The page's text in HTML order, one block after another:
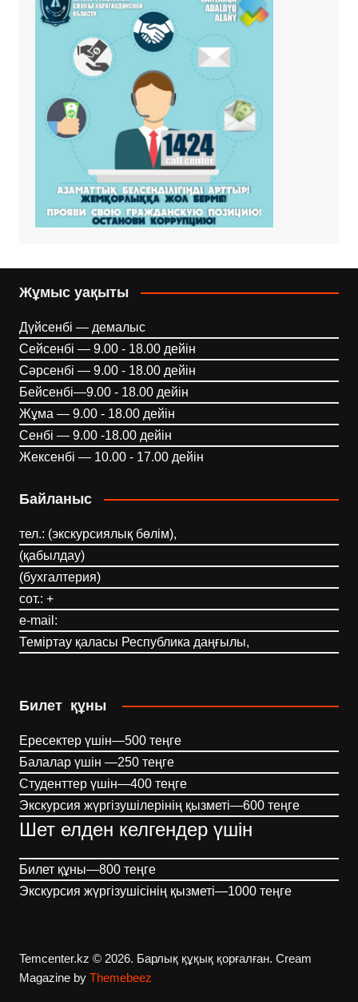
Жұмыс уақыты
Дүйсенбі — демалыс
Сейсенбі — 9.00 - 18.00 дейін
Сәрсенбі — 9.00 - 18.00 дейін
Бейсенбі—9.00 - 18.00 дейін
Жұма — 9.00 - 18.00 дейін
Сенбі — 9.00 -18.00 дейін
Жексенбі — 10.00 - 17.00 дейін
Байланыс
тел.: (экскурсиялық бөлім),
(қабылдау)
(бухгалтерия)
сот.: +
e-mail:
Теміртау қаласы Республика даңғылы,
Билет құны
Ересектер үшін—500 теңге
Балалар үшін —250 теңге
Студенттер үшін—400 теңге
Экскурсия жүргізушілерінің қызметі—600 теңге
Шет елден келгендер үшін
Билет құны—800 теңге
Экскурсия жүргізушісінің қызметі—1000 теңге
Temcenter.kz © 2026. Барлық құқық қорғалған. Cream
Magazine by Themebeez